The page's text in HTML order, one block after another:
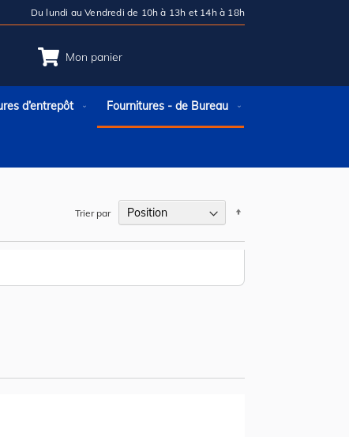
Du lundi au Vendredi de 10h à 13h et 14h à 18h
Mon panier
d’entrepôt Fournitures - de Bureau
Trier par